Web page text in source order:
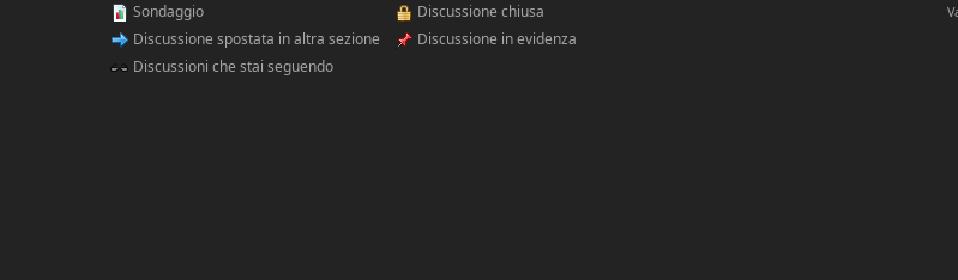
Sondaggio
Discussione spostata in altra sezione
Discussione chiusa
Discussione in evidenza
Discussioni che stai seguendo